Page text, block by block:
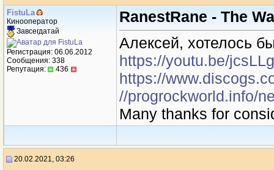
FistuLa
Кинооператор
Завсегдатай
Регистрация: 06.06.2012
Сообщения: 338
Репутация:
436
RanestRane - The
Алексей, хотелось
https://youtu.be/
https://
//progrockworld.info/
Many thanks for
20.02.2021, 03:26